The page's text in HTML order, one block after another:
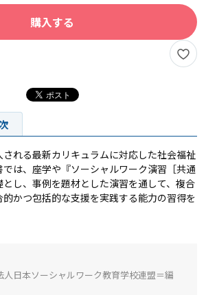
購入する
される最新カリキュラムに対応した社会福祉
は、座学や『ソーシャルワーク演習［共通
し、事例を題材とした演習を通して、複合
かつ包括的な支援を実践する能力の習得を
人日本ソーシャルワーク教育学校連盟＝編